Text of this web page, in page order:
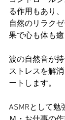
る作用もあり、
自然のリラク
果で心も体も癒
波の自然音が
ストレスを解
ートします。
ASMRとして勉